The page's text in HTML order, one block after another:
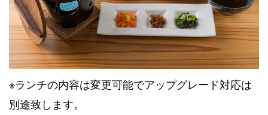
※ランチの内容は変更可能でアップグレード対応は
別途致します。